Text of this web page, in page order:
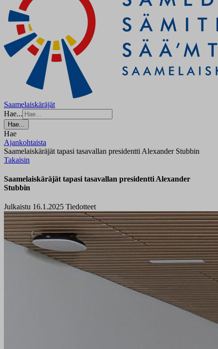
Saamelaiskäräjät
Hae...
Hae...
Hae
Ajankohtaista
Saamelaiskäräjät tapasi tasavallan presidentti Alexander Stubbin
Takaisin
Saamelaiskäräjät tapasi tasavallan presidentti Alexander
Stubbin
Julkaistu 16.1.2025 Tiedotteet